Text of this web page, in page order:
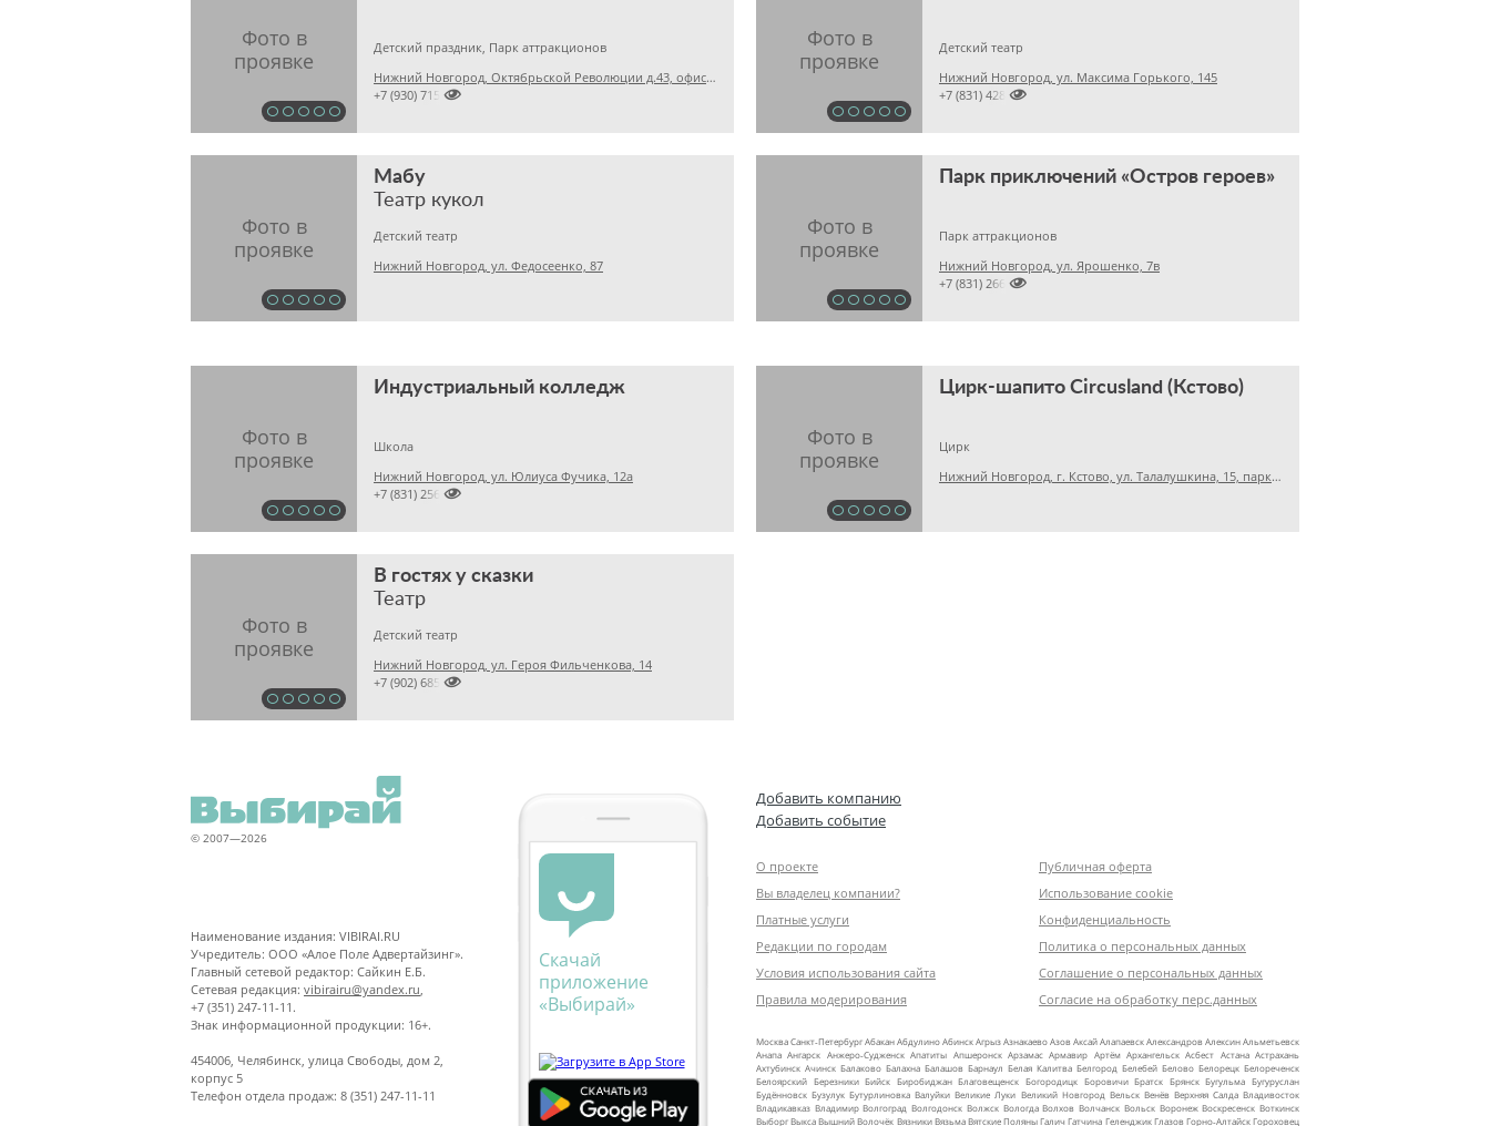
Детский праздник, Парк аттракционов
Нижний Новгород, Октябрьской Революции д.43, офис 504А

+7 (930) 7152627
Детский театр
Нижний Новгород, ул. Максима Горького, 145

+7 (831) 4283125
Мабу
Театр кукол
Детский театр
Нижний Новгород, ул. Федосеенко, 87
Парк приключений «Остров героев»
Парк аттракционов
Нижний Новгород, ул. Ярошенко, 7в

+7 (831) 2660640
Индустриальный колледж
Школа
Нижний Новгород, ул. Юлиуса Фучика, 12а

+7 (831) 2565466
Цирк-шапито Circusland (Кстово)
Цирк
Нижний Новгород, г. Кстово, ул. Талалушкина, 15, парковка у ДК нефтехимиков
В гостях у сказки
Театр
Детский театр
Нижний Новгород, ул. Героя Фильченкова, 14

+7 (902) 6853825
© 2007—2026
Наименование издания: VIBIRAI.RU
Учредитель: ООО «Алое Поле Адвертайзинг».
Главный сетевой редактор: Сайкин Е.Б.
Сетевая редакция: vibirairu@yandex.ru
+7 (351) 247-11-11.
Знак информационной продукции: 16+.
454006, Челябинск, улица Свободы, дом 2,
корпус 5
Телефон отдела продаж: 8 (351) 247-11-11
Скачай
приложение
«Выбирай»
Добавить компанию
Добавить событие
О проекте
Вы владелец компании?
Платные услуги
Редакции по городам
Условия использования сайта
Правила модерирования
Публичная оферта
Использование cookie
Конфиденциальность
Политика о персональных данных
Соглашение о персональных данных
Согласие на обработку перс.данных
МоскваСанкт‑ПетербургАбаканАбдулиноАбинскАгрызАзнакаевоАзовАксайАлапаевскАлександровАлексинАльметьевск
Анапа Ангарск Анжеро‑Судженск Апатиты Апшеронск Арзамас Армавир Артём Архангельск Асбест Астана Астрахань
Ахтубинск Ачинск Балаково Балахна Балашов Барнаул Белая Калитва Белгород Белебей Белово Белорецк Белореченск
Белоярский Березники Бийск Биробиджан Благовещенск Богородицк Боровичи Братск Брянск Бугульма Бугуруслан
Будённовск Бузулук Бутурлиновка Валуйки Великие Луки Великий Новгород Вельск Венёв Верхняя Салда Владивосток
Владикавказ Владимир Волгоград Волгодонск Волжск Вологда Волхов Волчанск Вольск Воронеж Воскресенск Воткинск
ВыборгВыкса Вышний Волочёк Вязники Вязьма Вятские Поляны Галич Гатчина Геленджик Глазов Горно‑АлтайскГороховец